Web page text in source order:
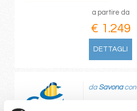
a partire da
€ 1.249
DETTAGLI
da Savonacon